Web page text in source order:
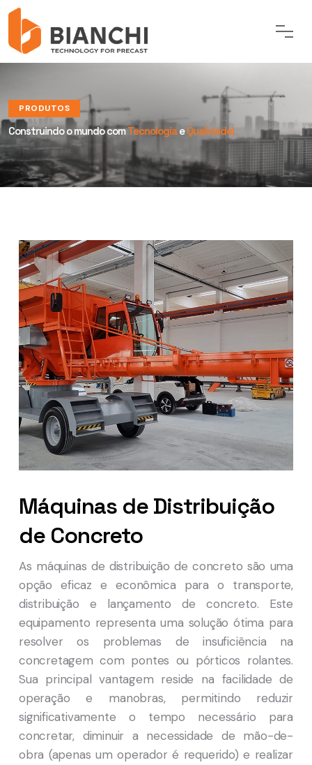
PRODUTOS
Construindo o mundo comTecnologiaeQualidade!
Máquinas de Distribuição
de Concreto
As máquinas de distribuição de concreto são uma
opção eficaz e econômica para o transporte,
distribuição e lançamento de concreto. Este
equipamento representa uma solução ótima para
resolver os problemas de insuficiência na
concretagem com pontes ou pórticos rolantes.
Sua principal vantagem reside na facilidade de
operação e manobras, permitindo reduzir
significativamente o tempo necessário para
concretar, diminuir a necessidade de mão-de-
obra (apenas um operador é requerido) e realizar